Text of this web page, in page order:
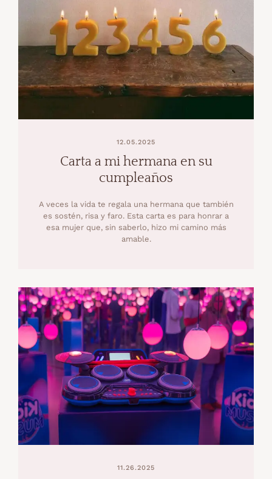
12.05.2025
Carta a mi hermana en su
cumpleaños
A veces la vida te regala una hermana que también
es sostén, risa y faro. Esta carta es para honrar a
esa mujer que, sin saberlo, hizo mi camino más
amable.
11.26.2025